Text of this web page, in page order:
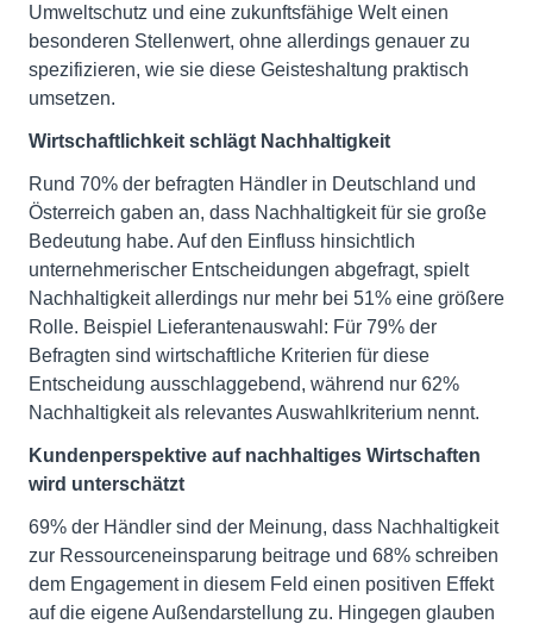
Umweltschutz und eine zukunftsfähige Welt einen
besonderen Stellenwert, ohne allerdings genauer zu
spezifizieren, wie sie diese Geisteshaltung praktisch
umsetzen.
Wirtschaftlichkeit schlägt Nachhaltigkeit
Rund 70% der befragten Händler in Deutschland und
Österreich gaben an, dass Nachhaltigkeit für sie große
Bedeutung habe. Auf den Einfluss hinsichtlich
unternehmerischer Entscheidungen abgefragt, spielt
Nachhaltigkeit allerdings nur mehr bei 51% eine größere
Rolle. Beispiel Lieferantenauswahl: Für 79% der
Befragten sind wirtschaftliche Kriterien für diese
Entscheidung ausschlaggebend, während nur 62%
Nachhaltigkeit als relevantes Auswahlkriterium nennt.
Kundenperspektive auf nachhaltiges Wirtschaften
wird unterschätzt
69% der Händler sind der Meinung, dass Nachhaltigkeit
zur Ressourceneinsparung beitrage und 68% schreiben
dem Engagement in diesem Feld einen positiven Effekt
auf die eigene Außendarstellung zu. Hingegen glauben